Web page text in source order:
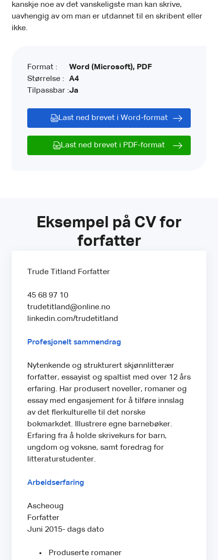
kanskje noe av det vanskeligste man kan skrive,
uavhengig av om man er utdannet til en skribent eller
ikke.
Format :
Størrelse :
Tilpassbar :
Word (Microsoft), PDF
A4
Ja
Last ned brevet i Word-format
Last ned brevet i PDF-format
Eksempel på CV for
forfatter
Trude Titland Forfatter
45 68 97 10
trudetitland@online.no
linkedin.com/trudetitland
Profesjonelt sammendrag
Nytenkende og strukturert skjønnlitterær
forfatter, essayist og spaltist med over 12 års
erfaring. Har produsert noveller, romaner og
essay med engasjement for å tilføre innslag
av det flerkulturelle til det norske
bokmarkdet. Illustrere egne barnebøker.
Erfaring fra å holde skrivekurs for barn,
ungdom og voksne, samt foredrag for
litteraturstudenter.
Arbeidserfaring
Ascheoug
Forfatter
Juni 2015- dags dato
Produserte romaner